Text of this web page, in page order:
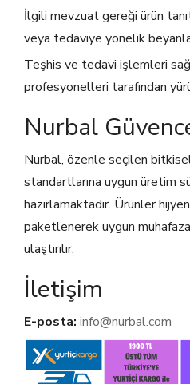
İlgili mevzuat gereği ürün
veya tedaviye yönelik
Teşhis ve tedavi işlemleri
profesyonelleri tarafından
Nurbal
Nurbal, özenle seçilen
standartlarına uygun üretim
hazırlamaktadır. Ürünler
paketlenerek uygun
ulaştırılır.
İletişim
E-posta: info@nurbal.com